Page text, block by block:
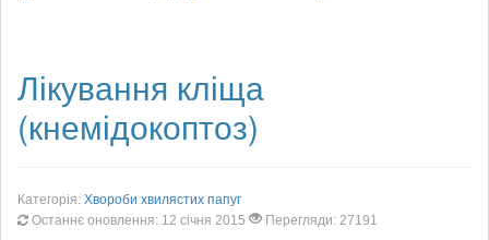
Лікування кліща
(кнемідокоптоз)
Категорія: Хвороби хвилястих папуг
Останнє оновлення: 12 січня 2015
Перегляди: 27191